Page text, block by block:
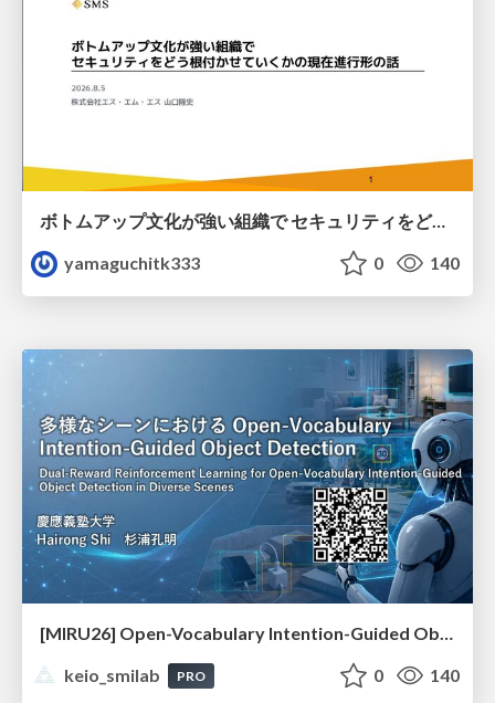
ボトムアップ文化が強い組織で セキュリティをどう根付かせていくかの現在進行形の話 / Making Security Stick in a Bottom-Up Organization
yamaguchitk333
0 140
keio_smilab
PRO 0 140